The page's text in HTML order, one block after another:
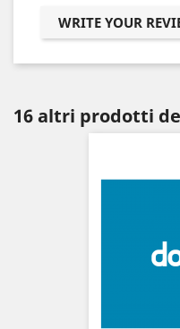
WRITE YOUR
16 altri prodotti